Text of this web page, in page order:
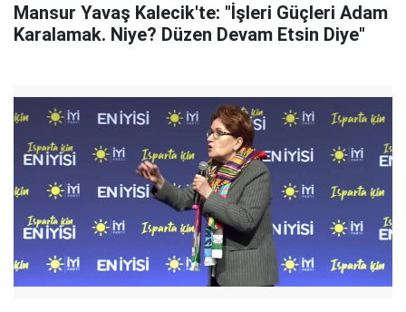
Mansur Yavaş Kalecik'te: "İşleri Güçleri Adam
Karalamak. Niye? Düzen Devam Etsin Diye"